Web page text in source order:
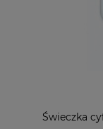
Świeczka